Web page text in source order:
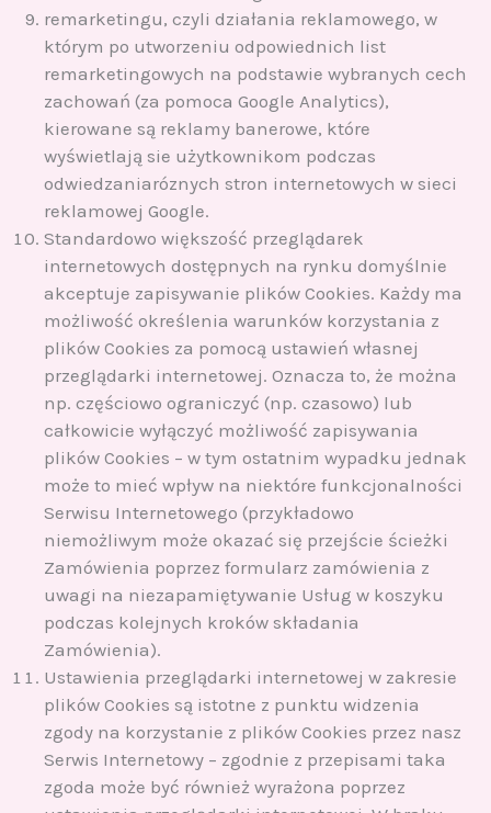
remarketingu, czyli działania reklamowego, w
którym po utworzeniu odpowiednich list
remarketingowych na podstawie wybranych cech
zachowań (za pomoca Google Analytics),
kierowane są reklamy banerowe, które
wyświetlają sie użytkownikom podczas
odwiedzaniaróznych stron internetowych w sieci
reklamowej Google.
Standardowo większość przeglądarek
internetowych dostępnych na rynku domyślnie
akceptuje zapisywanie plików Cookies. Każdy ma
możliwość określenia warunków korzystania z
plików Cookies za pomocą ustawień własnej
przeglądarki internetowej. Oznacza to, że można
np. częściowo ograniczyć (np. czasowo) lub
całkowicie wyłączyć możliwość zapisywania
plików Cookies – w tym ostatnim wypadku jednak
może to mieć wpływ na niektóre funkcjonalności
Serwisu Internetowego (przykładowo
niemożliwym może okazać się przejście ścieżki
Zamówienia poprzez formularz zamówienia z
uwagi na niezapamiętywanie Usług w koszyku
podczas kolejnych kroków składania
Zamówienia).
Ustawienia przeglądarki internetowej w zakresie
plików Cookies są istotne z punktu widzenia
zgody na korzystanie z plików Cookies przez nasz
Serwis Internetowy – zgodnie z przepisami taka
zgoda może być również wyrażona poprzez